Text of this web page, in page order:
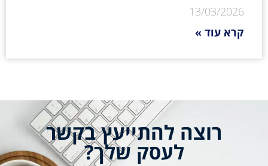
13/03/2026
קרא עוד »
רוצה להתייעץ בקשר
לעסק שלך?